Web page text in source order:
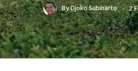
ByDjoko Subinarto 2